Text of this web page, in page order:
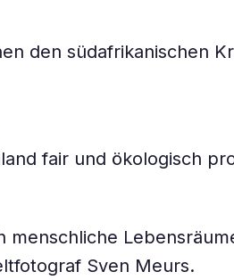
den südafrikanischen
fair und ökologisch
menschliche
Sven Meurs.